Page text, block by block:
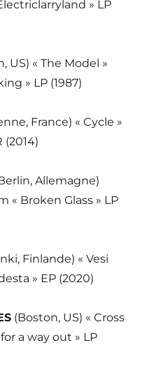
» LP
US) « The Model »
» LP (1987)
France) « Cycle »
(2014)
Allemagne)
« Broken Glass » LP
Finlande) « Vesi
» EP (2020)
(Boston, US) « Cross
a way out » LP